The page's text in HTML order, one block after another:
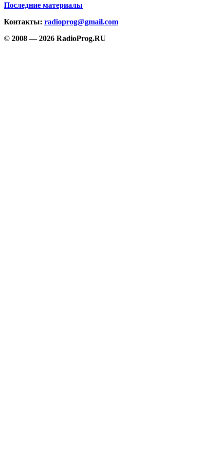
Последние материалы
Контакты: radioprog@gmail.com
© 2008 — 2026 RadioProg.RU